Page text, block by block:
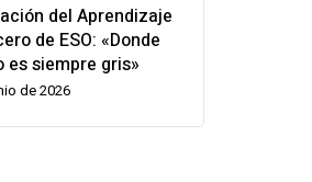
del Aprendizaje
de ESO: «Donde
es siempre gris»
de 2026